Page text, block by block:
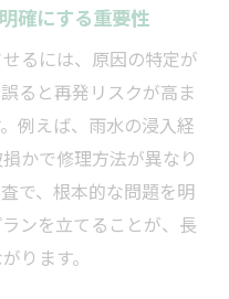
確にする重要性
るには、原因の特定が
ると再発リスクが高ま
例えば、雨水の浸入経
かで修理方法が異なり
で、根本的な問題を明
ンを立てることが、長
ります。